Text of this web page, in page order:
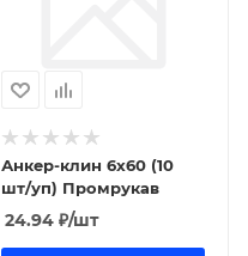
Анкер-клин 6x60 (10
шт/уп) Промрукав
24.94 ₽/шт